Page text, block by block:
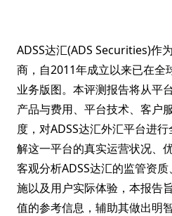
ADSS达汇(ADS Securities)作
商，自2011年成立以来已在全
业务版图。本评测报告将从平
产品与费用、平台技术、客户
度，对ADSS达汇外汇平台进
解这一平台的真实运营状况、
客观分析ADSS达汇的监管资
施以及用户实际体验，本报告
值的参考信息，辅助其做出明